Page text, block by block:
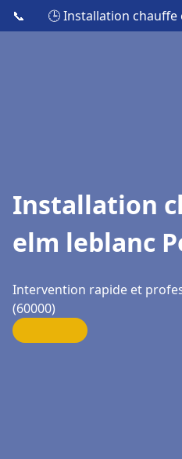
📞 🕒 Installation chauffe
Installation
elm leblanc
Intervention rapide et
(60000)